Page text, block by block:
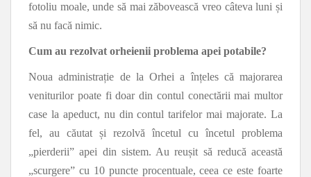
fotoliu moale, unde să mai zăbovească vreo câteva luni și
să nu facă nimic.
Cum au rezolvat orheienii problema apei potabile?
Noua administrație de la Orhei a înțeles că majorarea
veniturilor poate fi doar din contul conectării mai multor
case la apeduct, nu din contul tarifelor mai majorate. La
fel, au căutat și rezolvă încetul cu încetul problema
„pierderii” apei din sistem. Au reușit să reducă această
„scurgere” cu 10 puncte procentuale, ceea ce este foarte